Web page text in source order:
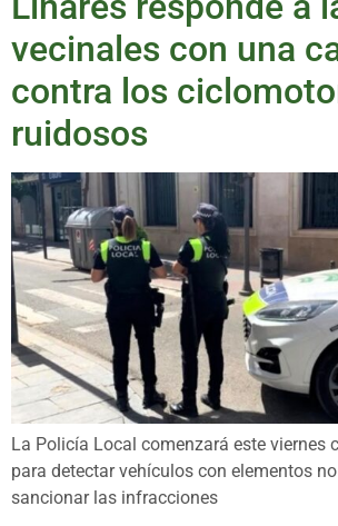
vecinales con una
contra los
ruidosos
La Policía Local comenzará este viernes
para detectar vehículos con elementos
sancionar las infracciones